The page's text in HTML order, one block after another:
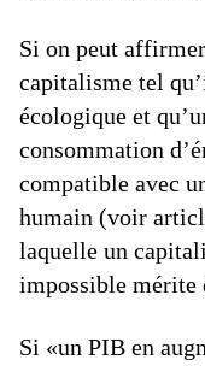
Si on peut
capitalisme tel
écologique et
consommation
compatible avec
humain (voir
laquelle un
impossible mérite
Si «un PIB en